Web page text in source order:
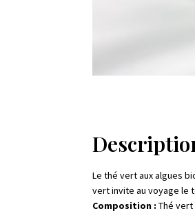
Le thé vert aux algues
vert invite au voyage le
Composition :Thé vert